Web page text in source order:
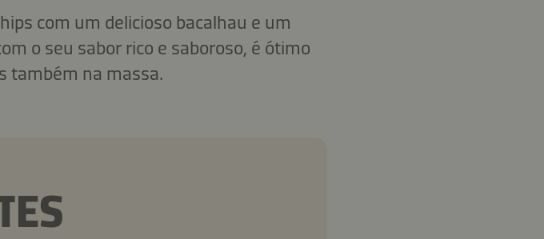
com um delicioso bacalhau e um
o seu sabor rico e saboroso, é ótimo
também na massa.